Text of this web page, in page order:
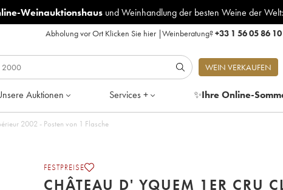
Weinauktionshausund Weinhandlung der besten Weine der Welt:
Abholung vor Ort Klicken Sie hier|Weinberatung?+33 1 56 05 86 10
WEIN VERKAUFEN
Auktionen Services + ✨Ihre Online-
2002 - Posten von 1 Flasche
FESTPREISE
CHÂTEAU D' YQUEM 1ER CRU